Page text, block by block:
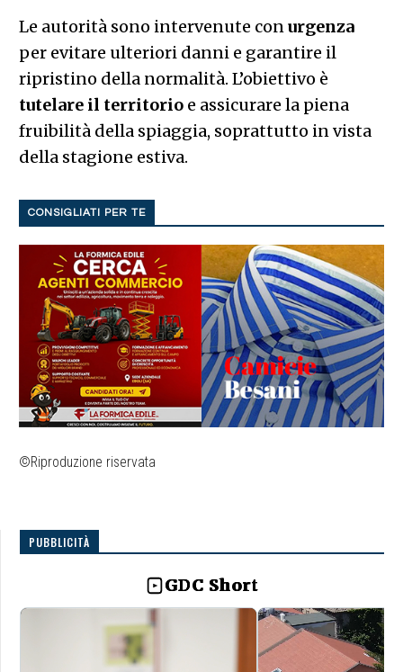
Le autorità sono intervenute conurgenza
per evitare ulteriori danni e garantire il
ripristino della normalità. L’obiettivo è
tutelare il territorioe assicurare la piena
fruibilità della spiaggia, soprattutto in vista
della stagione estiva.
CONSIGLIATI PER TE
©Riproduzione riservata
PUBBLICITÀ
GDC Short